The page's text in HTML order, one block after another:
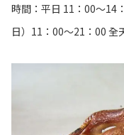
時間：平日 11：00～14
日）11：00～21：00 全